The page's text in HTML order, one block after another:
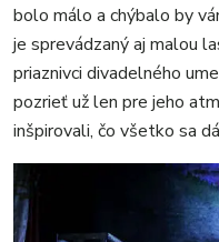
bolo málo a chýbalo by
je sprevádzaný aj malou
priaznivci divadelného
pozrieť už len pre jeho
inšpirovali, čo všetko sa